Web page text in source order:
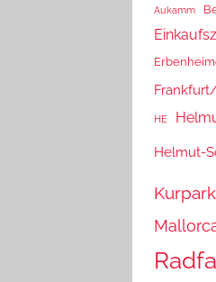
Aukamm
HE
Helmut-
Kurpark